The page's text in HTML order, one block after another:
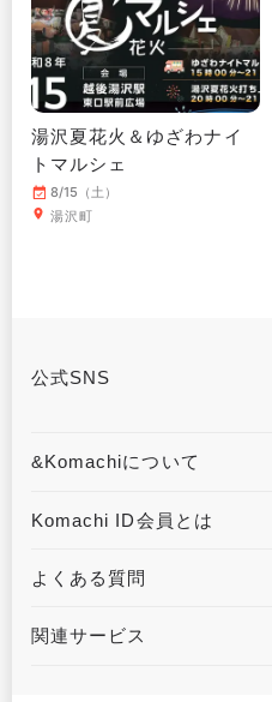
湯沢夏花火＆ゆざわナイ
トマルシェ
8/15（土）
湯沢町
公式SNS
&Komachiについて
&Komachiとは
Komachi ID会員とは
よくある質問
関連サービス